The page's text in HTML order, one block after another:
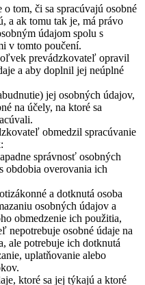
tom, či sa spracúvajú osobné
a ak tomu tak je, má právo
údajom spolu s
v tomto poučení.
prevádzkovateľ opravil
a aby doplnil jej neúplné
jej osobných údajov,
na účely, na ktoré sa
obmedzil spracúvanie
správnosť osobných
obdobia overovania ich
a dotknutá osoba
osobných údajov a
obmedzenie ich použitia,
nepotrebuje osobné údaje na
ale potrebuje ich dotknutá
uplatňovanie alebo
ktoré sa jej týkajú a ktoré